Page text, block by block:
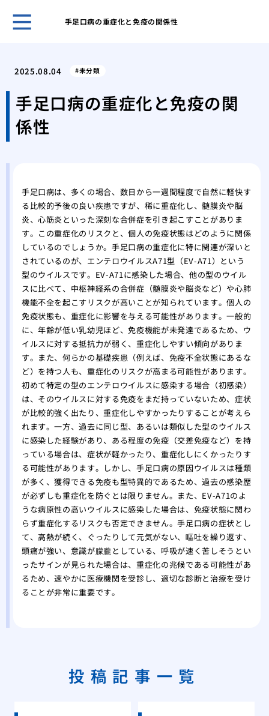
手足口病の重症化と免疫の関係性
湿
美
ト
2025.08.04 未分類
手足口病の重症化と免疫の関
係性
手足口病は、多くの場合、数日から一週間程度で自然に軽快す
る比較的予後の良い疾患ですが、稀に重症化し、髄膜炎や脳
炎、心筋炎といった深刻な合併症を引き起こすことがありま
す。この重症化のリスクと、個人の免疫状態はどのように関係
しているのでしょうか。手足口病の重症化に特に関連が深いと
されているのが、エンテロウイルスA71型（EV-A71）という
型のウイルスです。EV-A71に感染した場合、他の型のウイル
スに比べて、中枢神経系の合併症（髄膜炎や脳炎など）や心肺
機能不全を起こすリスクが高いことが知られています。個人の
免疫状態も、重症化に影響を与える可能性があります。一般的
に、年齢が低い乳幼児ほど、免疫機能が未発達であるため、ウ
イルスに対する抵抗力が弱く、重症化しやすい傾向がありま
す。また、何らかの基礎疾患（例えば、免疫不全状態にあるな
ど）を持つ人も、重症化のリスクが高まる可能性があります。
初めて特定の型のエンテロウイルスに感染する場合（初感染）
は、そのウイルスに対する免疫をまだ持っていないため、症状
が比較的強く出たり、重症化しやすかったりすることが考えら
れます。一方、過去に同じ型、あるいは類似した型のウイルス
に感染した経験があり、ある程度の免疫（交差免疫など）を持
っている場合は、症状が軽かったり、重症化しにくかったりす
る可能性があります。しかし、手足口病の原因ウイルスは種類
が多く、獲得できる免疫も型特異的であるため、過去の感染歴
が必ずしも重症化を防ぐとは限りません。また、EV-A71のよ
うな病原性の高いウイルスに感染した場合は、免疫状態に関わ
らず重症化するリスクも否定できません。手足口病の症状とし
て、高熱が続く、ぐったりして元気がない、嘔吐を繰り返す、
頭痛が強い、意識が朦朧としている、呼吸が速く苦しそうとい
ったサインが見られた場合は、重症化の兆候である可能性があ
るため、速やかに医療機関を受診し、適切な診断と治療を受け
ることが非常に重要です。
投稿記事一覧